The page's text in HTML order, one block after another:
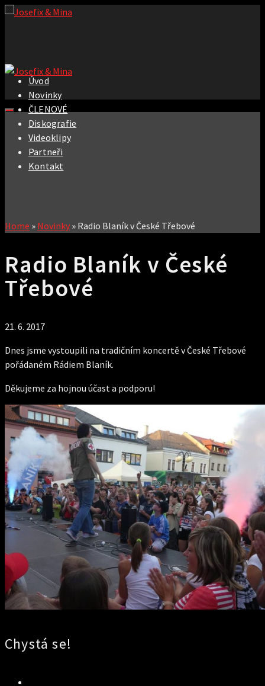
Úvod
Novinky
ČLENOVÉ
Diskografie
Videoklipy
Partneři
Kontakt
Home » Novinky » Radio Blaník v České Třebové
Radio Blaník v České
Třebové
21. 6. 2017
Dnes jsme vystoupili na tradičním koncertě v České Třebové
pořádaném Rádiem Blaník.
Děkujeme za hojnou účast a podporu!
Chystá se!